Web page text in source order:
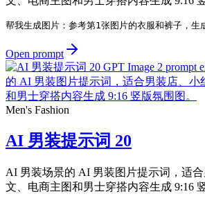
帮我生成图片：参考第1张图片的衣服和裤子，
Open prompt
Men's Fashion
AI 男装提示词 20
AI 男装场景的 AI 男装图片提示词，适
文、电商主图和男士穿搭内容生成 9:16